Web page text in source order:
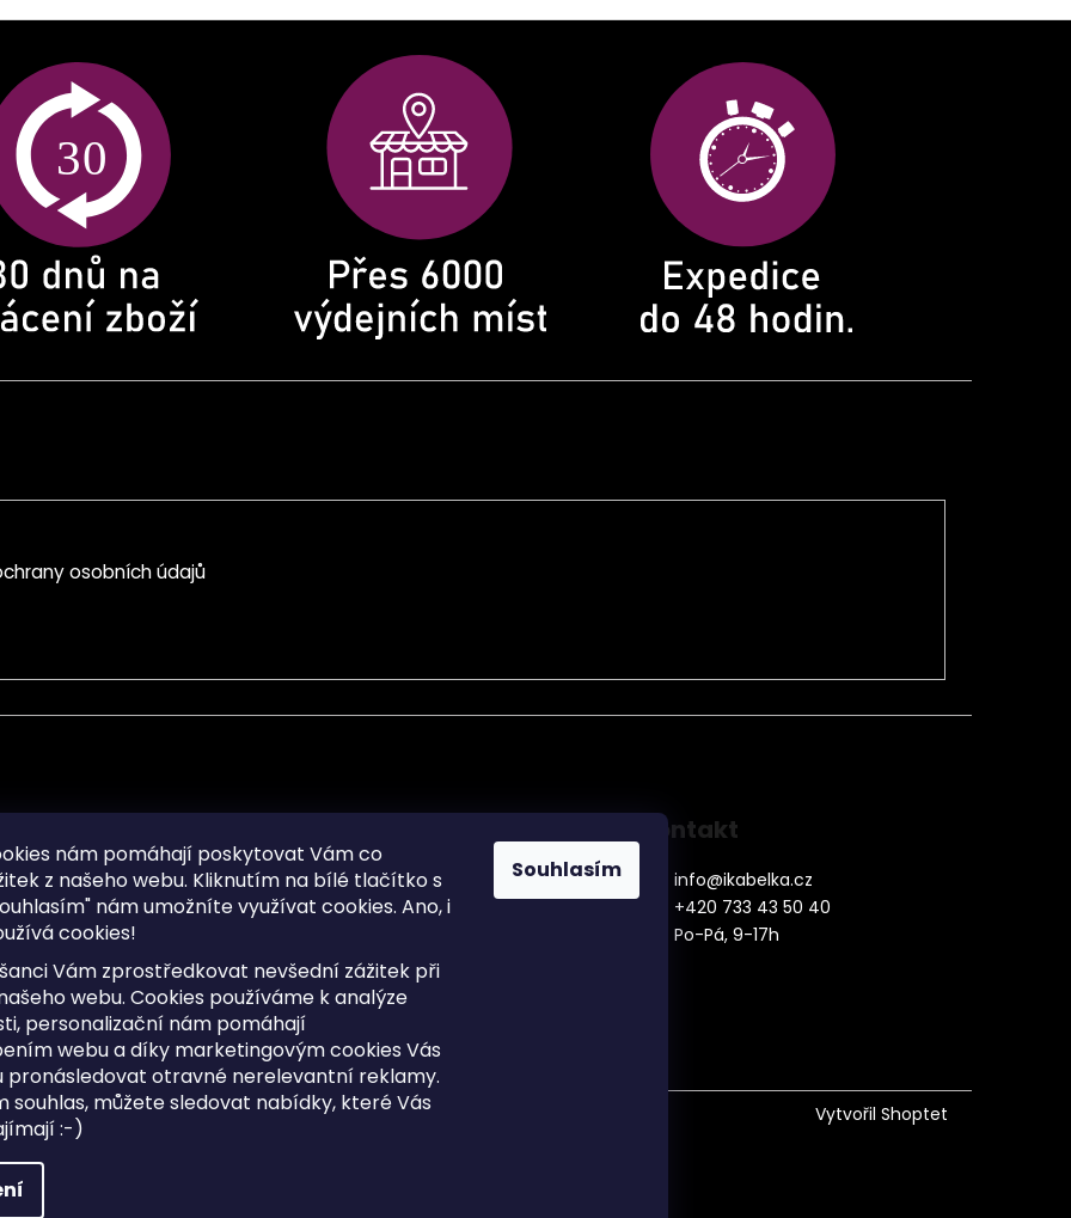
nám pomáhají poskytovat Vám co
z našeho webu. Kliknutím na bílé tlačítko s
nám umožníte využívat cookies. Ano, i
cookies!
Vám zprostředkovat nevšední zážitek při
webu. Cookies používáme k analýze
personalizační nám pomáhají
webu a díky marketingovým cookies Vás
pronásledovat otravné nerelevantní reklamy.
souhlas, můžete sledovat nabídky, které Vás
:-)
Souhlasím
osobních údajů
osobních údajů
dotazy
cookies
Sitemap
Doprava a Platba
Postup vrácení zboží ve 30 denní
lhůtě
Obchodní podmínky
Kontakt
info@ikabelka.cz
+420 733 43 50 40
Po-Pá, 9-17h
Vytvořil Shoptet
Upravit nastavení cookies